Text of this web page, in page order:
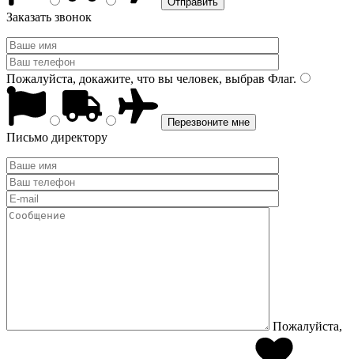
Заказать звонок
Пожалуйста, докажите, что вы человек, выбрав Флаг.
Письмо директору
Пожалуйста,